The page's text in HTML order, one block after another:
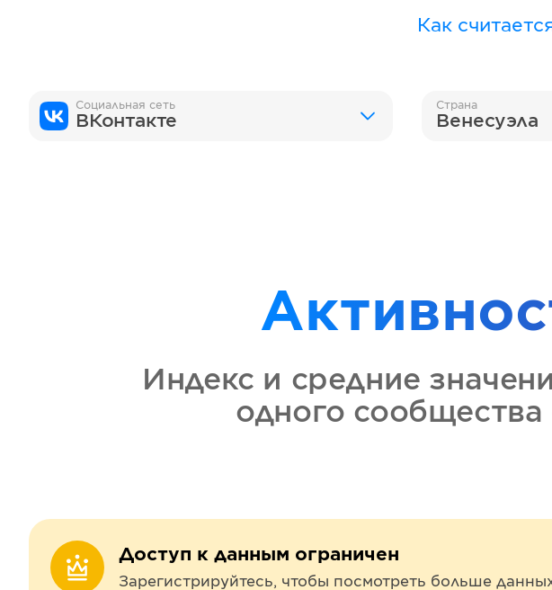
Как
Социальная сеть
ВКонтакте
Страна
Венесуэла
Индекс и средние
одного сообщества
Доступ к данным ограничен
Зарегистрируйтесь, чтобы посмотреть больше